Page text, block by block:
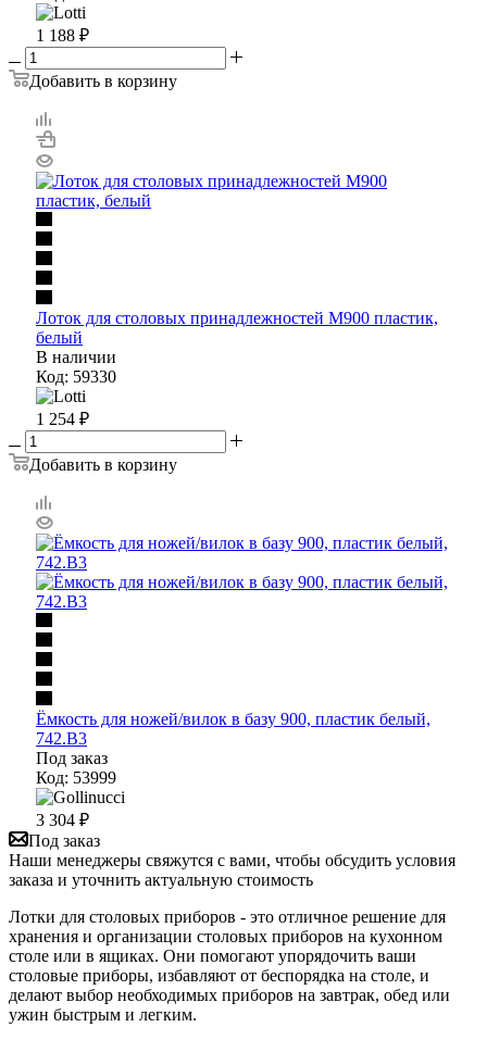
1 188 ₽
Добавить в корзину
Лоток для столовых принадлежностей М900 пластик,
белый
В наличии
Код: 59330
1 254 ₽
Добавить в корзину
Ёмкость для ножей/вилок в базу 900, пластик белый,
742.В3
Под заказ
Код: 53999
3 304 ₽
Под заказ
Наши менеджеры свяжутся с вами, чтобы обсудить условия
заказа и уточнить актуальную стоимость
Лотки для столовых приборов - это отличное решение для
хранения и организации столовых приборов на кухонном
столе или в ящиках. Они помогают упорядочить ваши
столовые приборы, избавляют от беспорядка на столе, и
делают выбор необходимых приборов на завтрак, обед или
ужин быстрым и легким.